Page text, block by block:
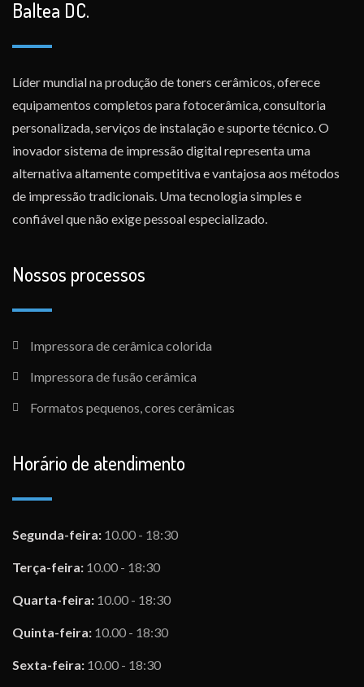
Baltea DC.
Líder mundial na produção de toners cerâmicos, oferece
equipamentos completos para fotocerâmica, consultoria
personalizada, serviços de instalação e suporte técnico. O
inovador sistema de impressão digital representa uma
alternativa altamente competitiva e vantajosa aos métodos
de impressão tradicionais. Uma tecnologia simples e
confiável que não exige pessoal especializado.
Nossos processos
Impressora de cerâmica colorida
Impressora de fusão cerâmica
Formatos pequenos, cores cerâmicas
Horário de atendimento
Segunda-feira: 10.00 - 18:30
Terça-feira: 10.00 - 18:30
Quarta-feira: 10.00 - 18:30
Quinta-feira: 10.00 - 18:30
Sexta-feira: 10.00 - 18:30